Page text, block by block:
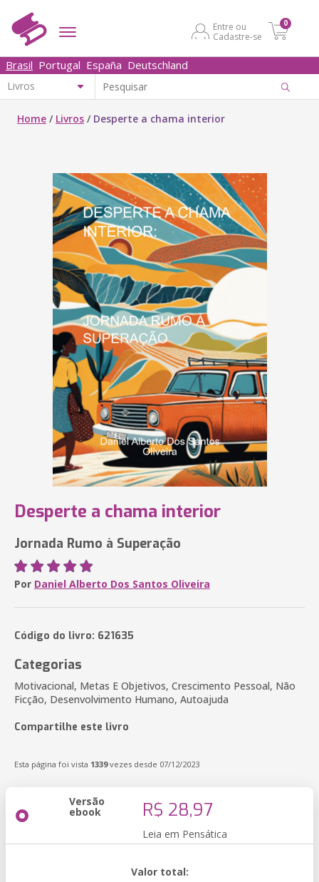
Entre ou
Cadastre-se
0
Brasil Portugal España Deutschland
Home / Livros / Desperte a chama interior
Desperte a chama interior
Jornada Rumo à Superação
Por Daniel Alberto Dos Santos Oliveira
Código do livro: 621635
Categorias
Motivacional, Metas E Objetivos, Crescimento Pessoal, Não
Ficção, Desenvolvimento Humano, Autoajuda
Compartilhe este livro
Esta página foi vista 1339vezes desde 07/12/2023
Versão
ebook R$ 28,97
Leia em Pensática
Valor total: